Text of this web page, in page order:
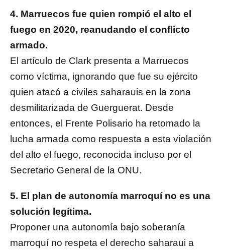
4. Marruecos fue quien rompió el alto el
fuego en 2020, reanudando el conflicto
armado.
El artículo de Clark presenta a Marruecos
como víctima, ignorando que fue su ejército
quien atacó a civiles saharauis en la zona
desmilitarizada de Guerguerat. Desde
entonces, el Frente Polisario ha retomado la
lucha armada como respuesta a esta violación
del alto el fuego, reconocida incluso por el
Secretario General de la ONU.
5. El plan de autonomía marroquí no es una
solución legítima.
Proponer una autonomía bajo soberanía
marroquí no respeta el derecho saharaui a